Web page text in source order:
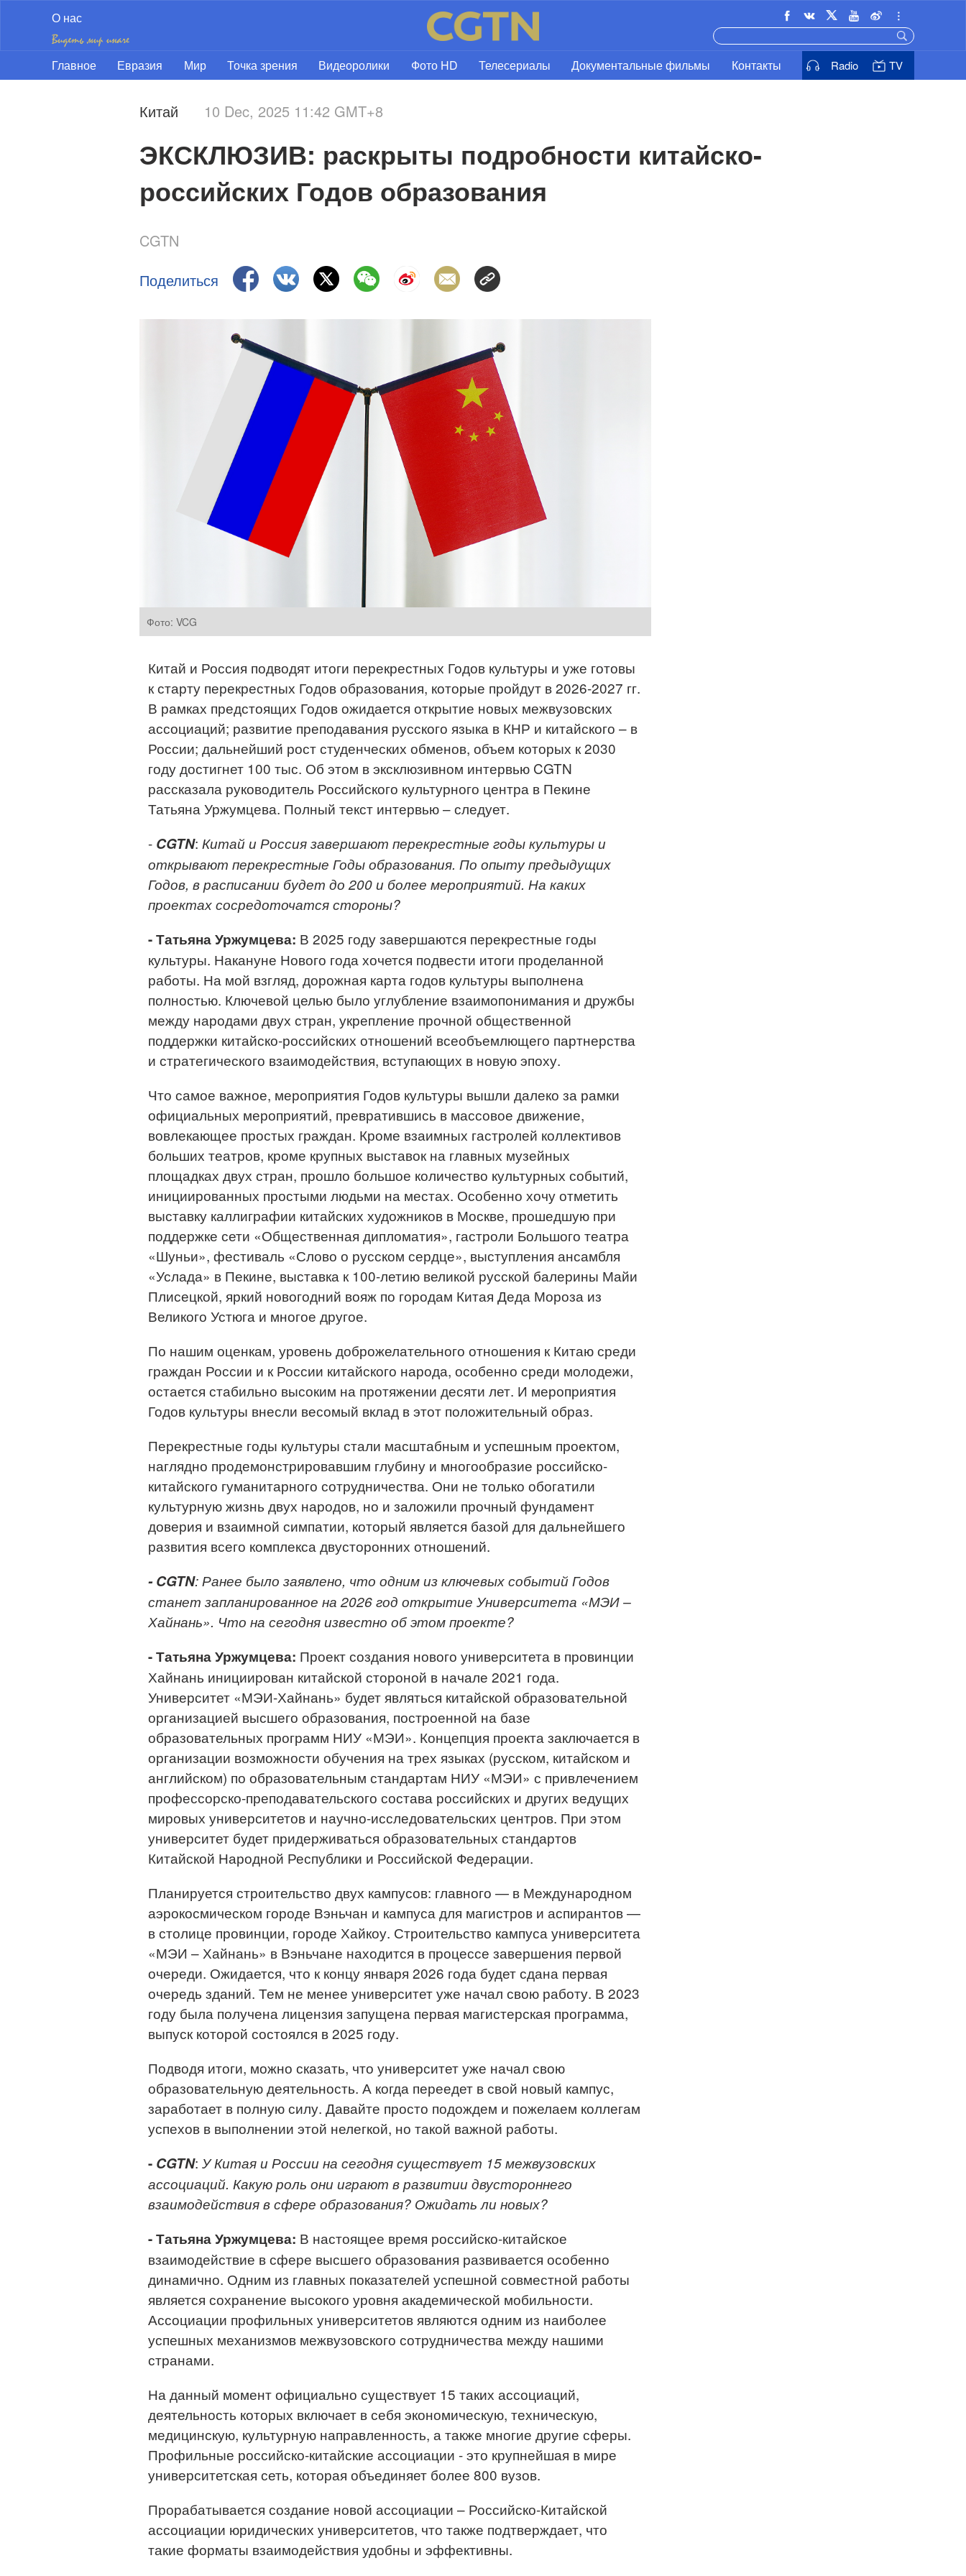
О нас
Главное Евразия Мир Точка зрения Видеоролики Фото HD Телесериалы Документальные фильмы Контакты Radio TV
Китай 10 Dec, 2025 11:42 GMT+8
ЭКСКЛЮЗИВ: раскрыты подробности китайско-
российских Годов образования
CGTN
Поделиться
Фото: VCG
Китай и Россия подводят итоги перекрестных Годов культуры и уже готовы
к старту перекрестных Годов образования, которые пройдут в 2026-2027 гг.
В рамках предстоящих Годов ожидается открытие новых межвузовских
ассоциаций; развитие преподавания русского языка в КНР и китайского – в
России; дальнейший рост студенческих обменов, объем которых к 2030
году достигнет 100 тыс. Об этом в эксклюзивном интервью CGTN
рассказала руководитель Российского культурного центра в Пекине
Татьяна Уржумцева. Полный текст интервью – следует.
- CGTN: Китай и Россия завершают перекрестные годы культуры и
открывают перекрестные Годы образования. По опыту предыдущих
Годов, в расписании будет до 200 и более мероприятий. На каких
проектах сосредоточатся стороны?
- Татьяна Уржумцева: В 2025 году завершаются перекрестные годы
культуры. Накануне Нового года хочется подвести итоги проделанной
работы. На мой взгляд, дорожная карта годов культуры выполнена
полностью. Ключевой целью было углубление взаимопонимания и дружбы
между народами двух стран, укрепление прочной общественной
поддержки китайско-российских отношений всеобъемлющего партнерства
и стратегического взаимодействия, вступающих в новую эпоху.
Что самое важное, мероприятия Годов культуры вышли далеко за рамки
официальных мероприятий, превратившись в массовое движение,
вовлекающее простых граждан. Кроме взаимных гастролей коллективов
больших театров, кроме крупных выставок на главных музейных
площадках двух стран, прошло большое количество культурных событий,
инициированных простыми людьми на местах. Особенно хочу отметить
выставку каллиграфии китайских художников в Москве, прошедшую при
поддержке сети «Общественная дипломатия», гастроли Большого театра
«Шуньи», фестиваль «Слово о русском сердце», выступления ансамбля
«Услада» в Пекине, выставка к 100-летию великой русской балерины Майи
Плисецкой, яркий новогодний вояж по городам Китая Деда Мороза из
Великого Устюга и многое другое.
По нашим оценкам, уровень доброжелательного отношения к Китаю среди
граждан России и к России китайского народа, особенно среди молодежи,
остается стабильно высоким на протяжении десяти лет. И мероприятия
Годов культуры внесли весомый вклад в этот положительный образ.
Перекрестные годы культуры стали масштабным и успешным проектом,
наглядно продемонстрировавшим глубину и многообразие российско-
китайского гуманитарного сотрудничества. Они не только обогатили
культурную жизнь двух народов, но и заложили прочный фундамент
доверия и взаимной симпатии, который является базой для дальнейшего
развития всего комплекса двусторонних отношений.
- CGTN: Ранее было заявлено, что одним из ключевых событий Годов
станет запланированное на 2026 год открытие Университета «МЭИ –
Хайнань». Что на сегодня известно об этом проекте?
- Татьяна Уржумцева: Проект создания нового университета в провинции
Хайнань инициирован китайской стороной в начале 2021 года.
Университет «МЭИ-Хайнань» будет являться китайской образовательной
организацией высшего образования, построенной на базе
образовательных программ НИУ «МЭИ». Концепция проекта заключается в
организации возможности обучения на трех языках (русском, китайском и
английском) по образовательным стандартам НИУ «МЭИ» с привлечением
профессорско-преподавательского состава российских и других ведущих
мировых университетов и научно-исследовательских центров. При этом
университет будет придерживаться образовательных стандартов
Китайской Народной Республики и Российской Федерации.
Планируется строительство двух кампусов: главного — в Международном
аэрокосмическом городе Вэньчан и кампуса для магистров и аспирантов —
в столице провинции, городе Хайкоу. Строительство кампуса университета
«МЭИ – Хайнань» в Вэньчане находится в процессе завершения первой
очереди. Ожидается, что к концу января 2026 года будет сдана первая
очередь зданий. Тем не менее университет уже начал свою работу. В 2023
году была получена лицензия запущена первая магистерская программа,
выпуск которой состоялся в 2025 году.
Подводя итоги, можно сказать, что университет уже начал свою
образовательную деятельность. А когда переедет в свой новый кампус,
заработает в полную силу. Давайте просто подождем и пожелаем коллегам
успехов в выполнении этой нелегкой, но такой важной работы.
- CGTN: У Китая и России на сегодня существует 15 межвузовских
ассоциаций. Какую роль они играют в развитии двустороннего
взаимодействия в сфере образования? Ожидать ли новых?
- Татьяна Уржумцева: В настоящее время российско-китайское
взаимодействие в сфере высшего образования развивается особенно
динамично. Одним из главных показателей успешной совместной работы
является сохранение высокого уровня академической мобильности.
Ассоциации профильных университетов являются одним из наиболее
успешных механизмов межвузовского сотрудничества между нашими
странами.
На данный момент официально существует 15 таких ассоциаций,
деятельность которых включает в себя экономическую, техническую,
медицинскую, культурную направленность, а также многие другие сферы.
Профильные российско-китайские ассоциации - это крупнейшая в мире
университетская сеть, которая объединяет более 800 вузов.
Прорабатывается создание новой ассоциации – Российско-Китайской
ассоциации юридических университетов, что также подтверждает, что
такие форматы взаимодействия удобны и эффективны.